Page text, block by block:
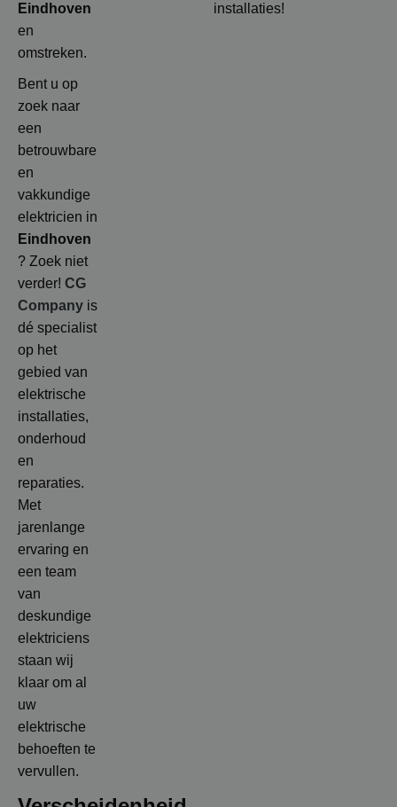
Eindhoven
en
omstreken.
Bent u op
zoek naar
een
betrouwbare
en
vakkundige
elektricien in
Eindhoven
? Zoek niet
verder! CG
Company is
dé specialist
op het
gebied van
elektrische
installaties,
onderhoud
en
reparaties.
Met
jarenlange
ervaring en
een team
van
deskundige
elektriciens
staan wij
klaar om al
uw
elektrische
behoeften te
vervullen.
installaties!